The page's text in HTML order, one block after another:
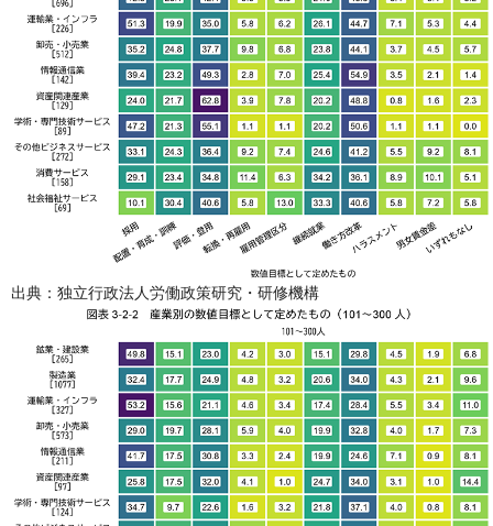
出典：独立行政法人労働政策研究・研修機構